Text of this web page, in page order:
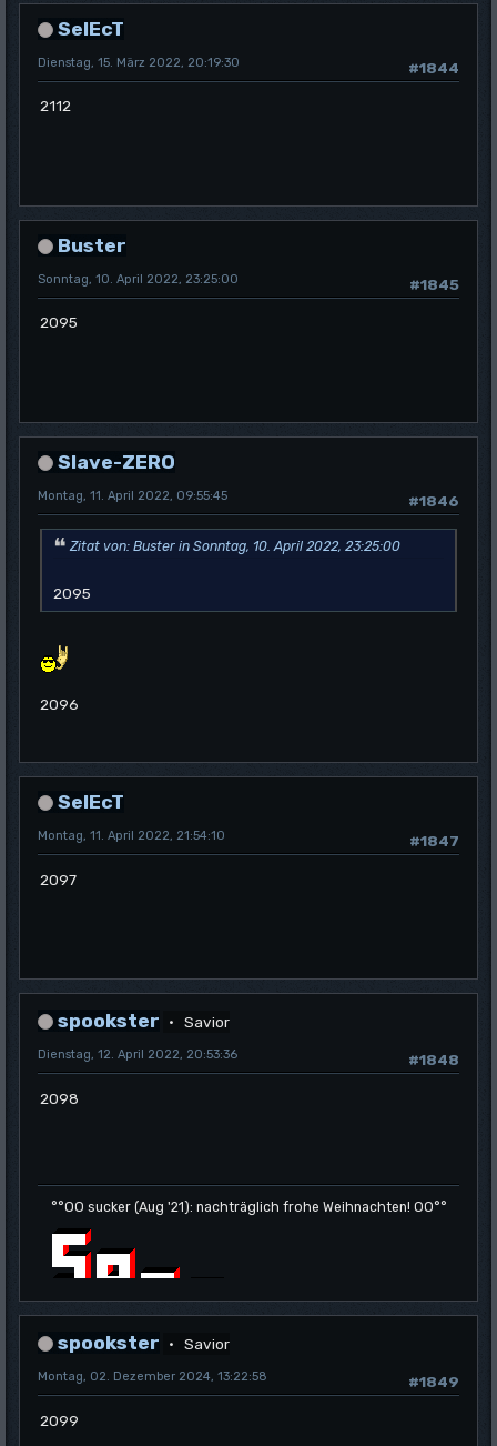
SelEcT
#1844
Dienstag, 15. März 2022, 20:19:30
2112
Buster
#1845
Sonntag, 10. April 2022, 23:25:00
2095
Slave-ZERO
#1846
Montag, 11. April 2022, 09:55:45
Zitat von: Buster in Sonntag, 10. April 2022, 23:25:00
2095
2096
SelEcT
#1847
Montag, 11. April 2022, 21:54:10
2097
spookster Savior
#1848
Dienstag, 12. April 2022, 20:53:36
2098
°°OO sucker (Aug '21): nachträglich frohe Weihnachten! OO°°
spookster Savior
#1849
Montag, 02. Dezember 2024, 13:22:58
2099